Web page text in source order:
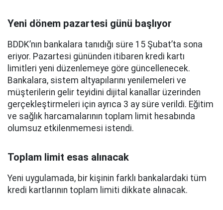
Yeni dönem pazartesi günü başlıyor
BDDK’nın bankalara tanıdığı süre 15 Şubat’ta sona
eriyor. Pazartesi gününden itibaren kredi kartı
limitleri yeni düzenlemeye göre güncellenecek.
Bankalara, sistem altyapılarını yenilemeleri ve
müşterilerin gelir teyidini dijital kanallar üzerinden
gerçekleştirmeleri için ayrıca 3 ay süre verildi. Eğitim
ve sağlık harcamalarının toplam limit hesabında
olumsuz etkilenmemesi istendi.
Toplam limit esas alınacak
Yeni uygulamada, bir kişinin farklı bankalardaki tüm
kredi kartlarının toplam limiti dikkate alınacak.